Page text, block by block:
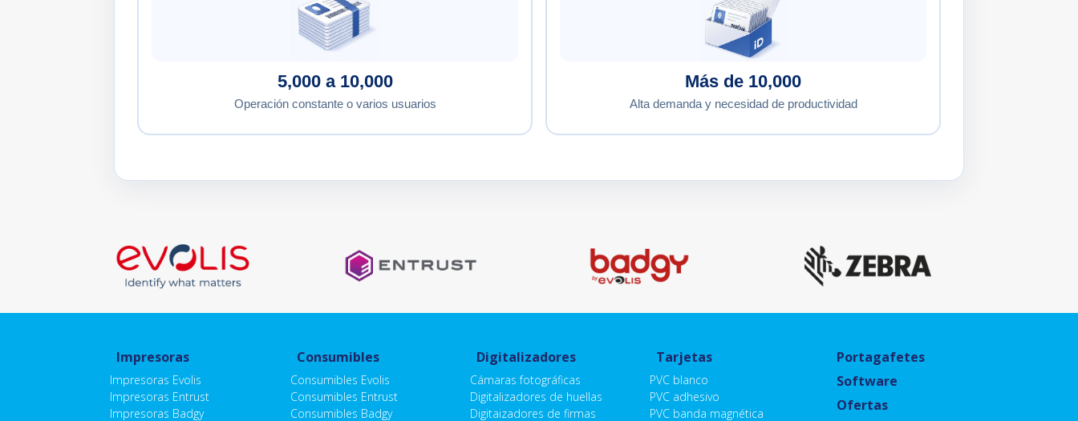
5,000 a 10,000
Operación constante o varios usuarios
Más de 10,000
Alta demanda y necesidad de productividad
Impresoras
Impresoras Evolis
Impresoras Entrust
Impresoras Badgy
Consumibles
Consumibles Evolis
Consumibles Entrust
Consumibles Badgy
Digitalizadores
Cámaras fotográficas
Digitalizadores de huellas
Digitaizadores de firmas
Tarjetas
PVC blanco
PVC adhesivo
PVC banda magnética
Portagafetes
Software
Ofertas